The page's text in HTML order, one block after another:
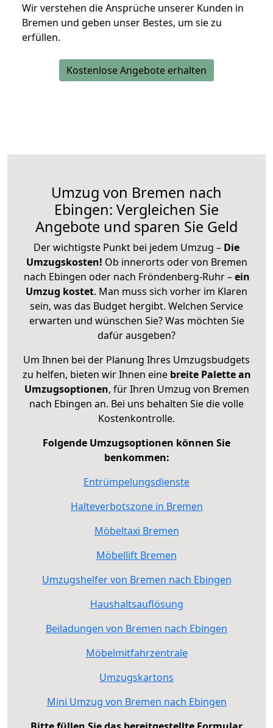
Wir verstehen die Ansprüche unserer Kunden in
Bremen und geben unser Bestes, um sie zu
erfüllen.
Kostenlose Angebote erhalten
Umzug von Bremen nach
Ebingen: Vergleichen Sie
Angebote und sparen Sie Geld
Der wichtigste Punkt bei jedem Umzug – Die
Umzugskosten! Ob innerorts oder von Bremen
nach Ebingen oder nach Fröndenberg-Ruhr –ein
Umzug kostet. Man muss sich vorher im Klaren
sein, was das Budget hergibt. Welchen Service
erwarten und wünschen Sie? Was möchten Sie
dafür ausgeben?
Um Ihnen bei der Planung Ihres Umzugsbudgets
zu helfen, bieten wir Ihnen eine breite Palette an
Umzugsoptionen, für Ihren Umzug von Bremen
nach Ebingen an. Bei uns behalten Sie die volle
Kostenkontrolle.
Folgende Umzugsoptionen können Sie
benkommen:
Entrümpelungsdienste
Halteverbotszone in Bremen
Möbeltaxi Bremen
Möbellift Bremen
Umzugshelfer von Bremen nach Ebingen
Haushaltsauflösung
Beiladungen von Bremen nach Ebingen
Möbelmitfahrzentrale
Umzugskartons
Mini Umzug von Bremen nach Ebingen